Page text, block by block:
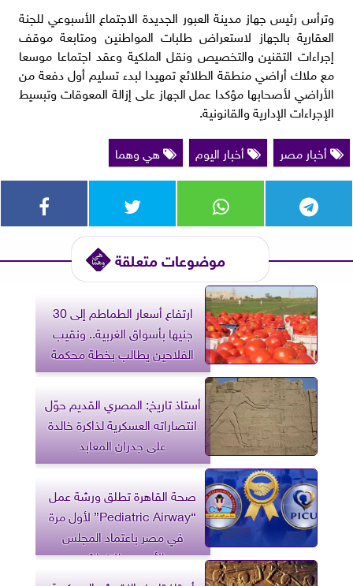
وترأس رئيس جهاز مدينة العبور الجديدة الاجتماع الأسبوعي للجنة
العقارية بالجهاز لاستعراض طلبات المواطنين ومتابعة موقف
إجراءات التقنين والتخصيص ونقل الملكية وعقد اجتماعا موسعا
مع ملاك أراضي منطقة الطلائع تمهيدا لبدء تسليم أول دفعة من
الأراضي لأصحابها مؤكدا عمل الجهاز على إزالة المعوقات وتبسيط
الإجراءات الإدارية والقانونية.
أخبار مصر
أخبار اليوم هي وهما
موضوعات متعلقة
ارتفاع أسعار الطماطم إلى 30
جنيها بأسواق الغربية.. ونقيب
الفلاحين يطالب بخطة محكمة
أستاذ تاريخ: المصري القديم حوّل
انتصاراته العسكرية لذاكرة خالدة
على جدران المعابد
صحة القاهرة تطلق ورشة عمل
“Pediatric Airway” لأول مرة
في مصر باعتماد المجلس
الأوروبي للإنعاش